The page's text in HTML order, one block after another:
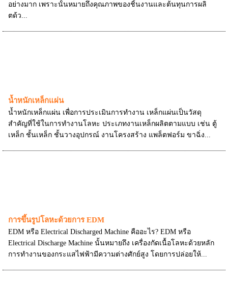
อย่างมาก เพราะนั้นหมายถึงคุณภาพของชิ้นงานและต้นทุนการผลิ
ตด้ว...
น้ำหนักเหล็กแผ่น
น้ำหนักเหล็กแผ่น เพื่อการประเมินการทำงาน เหล็กแผ่นเป็นวัสดุ
สำคัญที่ใช้ในการทำงานโลหะ ประเภทงานเหล็กผลิตตามแบบ เช่น ตู้
เหล็ก ชั้นเหล็ก ชั้นวางอุปกรณ์ งานโครงสร้าง แพล็ตฟอร์ม ขาฉิ่ง...
การขึ้นรูปโลหะด้วยการ EDM
EDM หรือ Electrical Discharged Machine คืออะไร? EDM หรือ
Electrical Discharge Machine นั้นหมายถึง เครื่องกัดเนื้อโลหะด้วยหลัก
การทำงานของกระแสไฟฟ้ามีความต่างศักย์สูง โดยการปล่อยให้...